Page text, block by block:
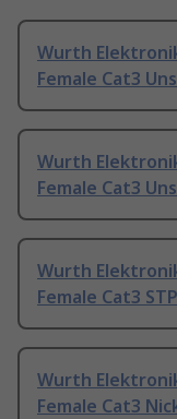
Wurth
Female Cat3
Wurth
Female Cat3
Wurth
Female Cat3
Wurth
Female Cat3